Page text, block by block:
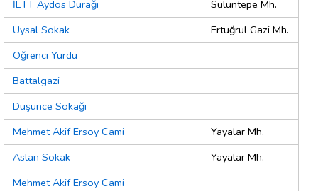
İETT Aydos Durağı
Sülüntepe Mh.
Uysal Sokak
Ertuğrul Gazi Mh.
Öğrenci Yurdu
Battalgazi
Düşünce Sokağı
Mehmet Akif Ersoy Cami
Yayalar Mh.
Aslan Sokak
Yayalar Mh.
Mehmet Akif Ersoy Cami